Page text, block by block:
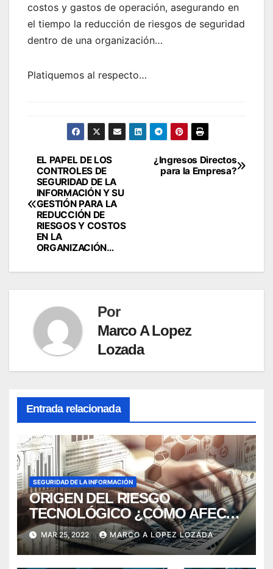
costos y gastos de operación, asegurando en
el tiempo la reducción de riesgos de seguridad
dentro de una organización…
Platiquemos al respecto…
Navegación
de
entradas
¿Ingresos Directos
para la Empresa?
EL PAPEL DE LOS
CONTROLES DE
SEGURIDAD DE LA
INFORMACIÓN Y SU
GESTIÓN PARA LA
REDUCCIÓN DE
RIESGOS Y COSTOS
EN LA
ORGANIZACIÓN…
Por
Marco A Lopez
Lozada
Entrada relacionada
SEGURIDAD DE LA INFORMACIÓN
ORIGEN DEL RIESGO
TECNOLÓGICO ¿CÓMO AFECTA
A LA ORGANIZACIÓN EN
TERMINOS DE RENTABILIDAD?
MAR 25, 2022 MARCO A LOPEZ LOZADA